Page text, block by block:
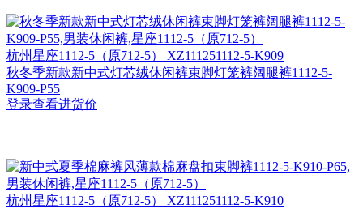
杭州星座1112-5（原712-5） XZ111251112-5-K909
秋冬季新款新中式灯芯绒休闲裤束脚灯笼裤阔腿裤1112-5-
K909-P55
登录查看进货价
杭州星座1112-5（原712-5） XZ111251112-5-K910